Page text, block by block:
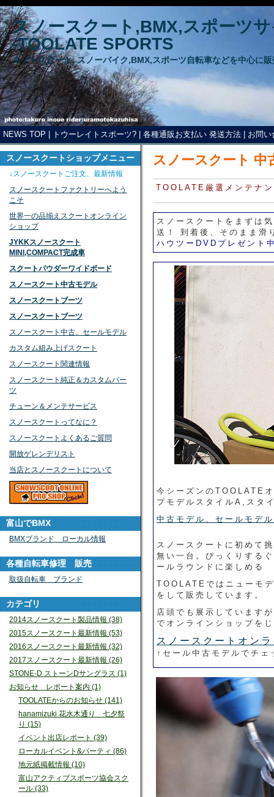
スノースクート,BMX,スポーツ
-TOOLATE SPORTS
スノースクート, スノーバイク,BMX,スポーツ自転車などを中心に
NEWS TOP トウーレイトスポーツ? 各種通販お支払い 発送方法 お問い
スノースクート 中
TOOLATE厳選メンテナ
スノースクートをまずは
送！ 到着後、そのまま滑
ハウツーDVDプレゼント
今シーズンのTOOLATE
プモデルスタイルA,スタ
中古モデル、セールモデ
スノースクートに初めて
無い一台。びっくりする
ールラウンドに楽しめる
TOOLATEではニューモ
をして販売しています。
店頭でも展示しています
でオンラインショップを
スノースクートオン
↑セール中古モデルでチ
スノースクートショップメニュー
↓スノースクートご注文、最新情報
スノースクートファクトリーへよう
こそ
世界一の品揃えスクートオンライン
ショップ
JYKKスノースクート
MINI,COMPACT完成車
スクートパウダーワイドボード
スノースクート中古モデル
スノースクートブーツ
スノースクートブーツ
スノースクート中古、セールモデル
カスタム組み上げスクート
スノースクート関連情報
スノースクート純正＆カスタムパー
ツ
チューン＆メンテサービス
スノースクートってなに？
スノースクートよくあるご質問
開放ゲレンデリスト
当店とスノースクートについて
富山でBMX
BMXブランド ローカル情報
各種自転車修理 販売
取扱自転車 ブランド
カテゴリ
2014スノースクート製品情報 (38)
2015スノースクート最新情報 (53)
2016スノースクート最新情報 (32)
2017スノースクート最新情報 (26)
STONE-D ストーンDサングラス (1)
お知らせ レポート案内 (1)
TOOLATEからのお知らせ (141)
hanamizuki 花水木通り 七夕祭
り (15)
イベント出店レポート (39)
ローカルイベント&パーティ (86)
地元紙掲載情報 (10)
富山アクティブスポーツ協会スク
ール (33)